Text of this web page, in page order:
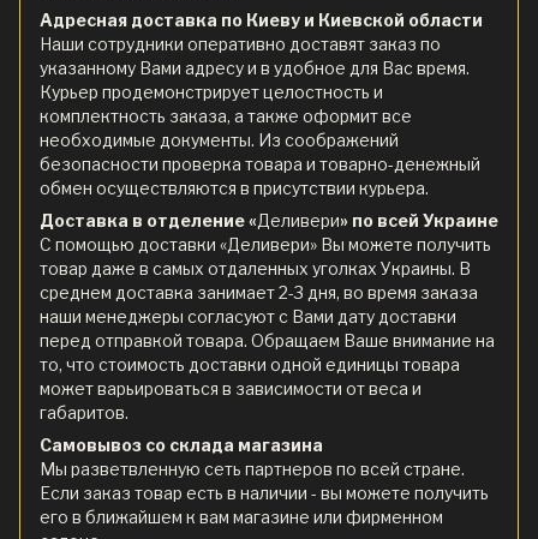
Адресная доставка по Киеву и Киевской области
Наши сотрудники оперативно доставят заказ по
указанному Вами адресу и в удобное для Вас время.
Курьер продемонстрирует целостность и
комплектность заказа, а также оформит все
необходимые документы. Из соображений
безопасности проверка товара и товарно-денежный
обмен осуществляются в присутствии курьера.
Доставка в отделение «Деливери» по всей Украине
С помощью доставки «Деливери» Вы можете получить
товар даже в самых отдаленных уголках Украины. В
среднем доставка занимает 2-3 дня, во время заказа
наши менеджеры согласуют с Вами дату доставки
перед отправкой товара. Обращаем Ваше внимание на
то, что стоимость доставки одной единицы товара
может варьироваться в зависимости от веса и
габаритов.
Самовывоз со склада магазина
Мы разветвленную сеть партнеров по всей стране.
Если заказ товар есть в наличии - вы можете получить
его в ближайшем к вам магазине или фирменном